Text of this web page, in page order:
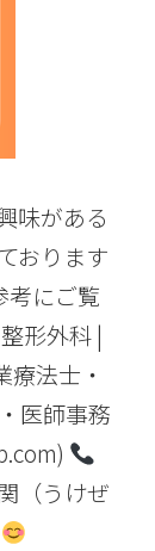
味がある
おります
考にご覧
形外科 |
法士・
医師事務
（うけぜ